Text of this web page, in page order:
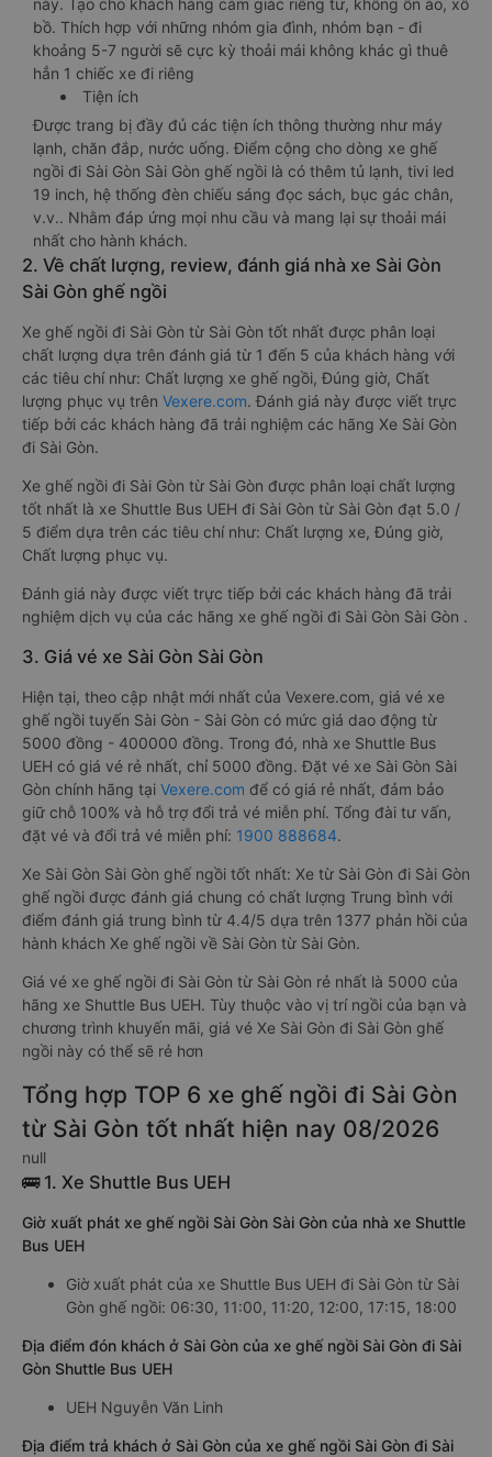
này. Tạo cho khách hàng cảm giác riêng tư, không ồn ào, xô
bồ. Thích hợp với những nhóm gia đình, nhóm bạn - đi
khoảng 5-7 người sẽ cực kỳ thoải mái không khác gì thuê
hẳn 1 chiếc xe đi riêng
Tiện ích
Được trang bị đầy đủ các tiện ích thông thường như máy
lạnh, chăn đắp, nước uống. Điểm cộng cho dòng xe ghế
ngồi đi Sài Gòn Sài Gòn ghế ngồi là có thêm tủ lạnh, tivi led
19 inch, hệ thống đèn chiếu sáng đọc sách, bục gác chân,
v.v.. Nhằm đáp ứng mọi nhu cầu và mang lại sự thoải mái
nhất cho hành khách.
2. Về chất lượng, review, đánh giá nhà xe Sài Gòn
Sài Gòn ghế ngồi
Xe ghế ngồi đi Sài Gòn từ Sài Gòn tốt nhất được phân loại
chất lượng dựa trên đánh giá từ 1 đến 5 của khách hàng với
các tiêu chí như: Chất lượng xe ghế ngồi, Đúng giờ, Chất
lượng phục vụ trên Vexere.com. Đánh giá này được viết trực
tiếp bởi các khách hàng đã trải nghiệm các hãng Xe Sài Gòn
đi Sài Gòn.
Xe ghế ngồi đi Sài Gòn từ Sài Gòn được phân loại chất lượng
tốt nhất là xe Shuttle Bus UEH đi Sài Gòn từ Sài Gòn đạt 5.0 /
5 điểm dựa trên các tiêu chí như: Chất lượng xe, Đúng giờ,
Chất lượng phục vụ.
Đánh giá này được viết trực tiếp bởi các khách hàng đã trải
nghiệm dịch vụ của các hãng xe ghế ngồi đi Sài Gòn Sài Gòn .
3. Giá vé xe Sài Gòn Sài Gòn
Hiện tại, theo cập nhật mới nhất của Vexere.com, giá vé xe
ghế ngồi tuyến Sài Gòn - Sài Gòn có mức giá dao động từ
5000 đồng - 400000 đồng. Trong đó, nhà xe Shuttle Bus
UEH có giá vé rẻ nhất, chỉ 5000 đồng. Đặt vé xe Sài Gòn Sài
Gòn chính hãng tại Vexere.com để có giá rẻ nhất, đảm bảo
giữ chỗ 100% và hỗ trợ đổi trả vé miễn phí. Tổng đài tư vấn,
đặt vé và đổi trả vé miễn phí: 1900 888684.
Xe Sài Gòn Sài Gòn ghế ngồi tốt nhất: Xe từ Sài Gòn đi Sài Gòn
ghế ngồi được đánh giá chung có chất lượng Trung bình với
điểm đánh giá trung bình từ 4.4/5 dựa trên 1377 phản hồi của
hành khách Xe ghế ngồi về Sài Gòn từ Sài Gòn.
Giá vé xe ghế ngồi đi Sài Gòn từ Sài Gòn rẻ nhất là 5000 của
hãng xe Shuttle Bus UEH. Tùy thuộc vào vị trí ngồi của bạn và
chương trình khuyến mãi, giá vé Xe Sài Gòn đi Sài Gòn ghế
ngồi này có thể sẽ rẻ hơn
Tổng hợp TOP 6 xe ghế ngồi đi Sài Gòn
từ Sài Gòn tốt nhất hiện nay 08/2026
null
🚌 1. Xe Shuttle Bus UEH
Giờ xuất phát xe ghế ngồi Sài Gòn Sài Gòn của nhà xe Shuttle
Bus UEH
Giờ xuất phát của xe Shuttle Bus UEH đi Sài Gòn từ Sài
Gòn ghế ngồi: 06:30, 11:00, 11:20, 12:00, 17:15, 18:00
Địa điểm đón khách ở Sài Gòn của xe ghế ngồi Sài Gòn đi Sài
Gòn Shuttle Bus UEH
UEH Nguyễn Văn Linh
Địa điểm trả khách ở Sài Gòn của xe ghế ngồi Sài Gòn đi Sài